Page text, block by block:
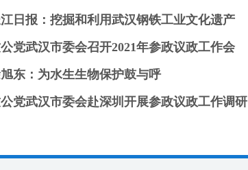
日报：挖掘和利用武汉钢铁工业文化遗产
党武汉市委会召开2021年参政议政工作会
东：为水生生物保护鼓与呼
党武汉市委会赴深圳开展参政议政工作调研